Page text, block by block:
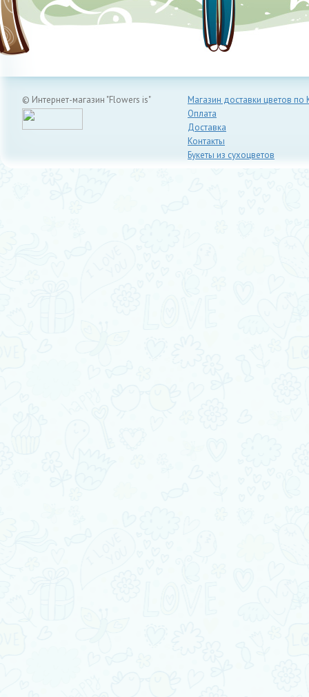
© Интернет-магазин "Flowers is"
Магазин доставки цветов по
Оплата
Доставка
Контакты
Букеты из сухоцветов